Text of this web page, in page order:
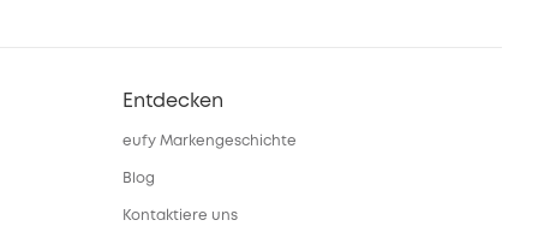
Entdecken
eufy Markengeschichte
Blog
Kontaktiere uns